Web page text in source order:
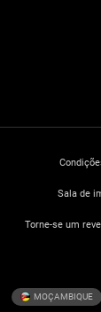
Sala de
Torne-se um
MOÇAMBIQUE